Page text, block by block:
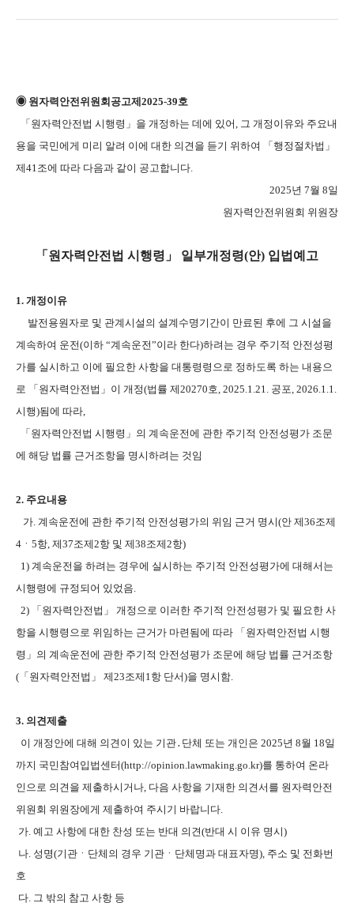
◉ 원자력안전위원회공고제2025-39호
「원자력안전법 시행령」을 개정하는 데에 있어, 그 개정이유와 주요내
용을 국민에게 미리 알려 이에 대한 의견을 듣기 위하여 「행정절차법」
제41조에 따라 다음과 같이 공고합니다.
2025년 7월 8일
원자력안전위원회 위원장
「원자력안전법 시행령」 일부개정령(안) 입법예고
1. 개정이유
발전용원자로 및 관계시설의 설계수명기간이 만료된 후에 그 시설을
계속하여 운전(이하 “계속운전”이라 한다)하려는 경우 주기적 안전성평
가를 실시하고 이에 필요한 사항을 대통령령으로 정하도록 하는 내용으
로 「원자력안전법」이 개정(법률 제20270호, 2025.1.21. 공포, 2026.1.1.
시행)됨에 따라,
「원자력안전법 시행령」의 계속운전에 관한 주기적 안전성평가 조문
에 해당 법률 근거조항을 명시하려는 것임
2. 주요내용
가. 계속운전에 관한 주기적 안전성평가의 위임 근거 명시(안 제36조제
4ㆍ5항, 제37조제2항 및 제38조제2항)
1) 계속운전을 하려는 경우에 실시하는 주기적 안전성평가에 대해서는
시행령에 규정되어 있었음.
2) 「원자력안전법」 개정으로 이러한 주기적 안전성평가 및 필요한 사
항을 시행령으로 위임하는 근거가 마련됨에 따라 「원자력안전법 시행
령」의 계속운전에 관한 주기적 안전성평가 조문에 해당 법률 근거조항
(「원자력안전법」 제23조제1항 단서)을 명시함.
3. 의견제출
이 개정안에 대해 의견이 있는 기관․단체 또는 개인은 2025년 8월 18일
까지 국민참여입법센터(http://opinion.lawmaking.go.kr)를 통하여 온라
인으로 의견을 제출하시거나, 다음 사항을 기재한 의견서를 원자력안전
위원회 위원장에게 제출하여 주시기 바랍니다.
가. 예고 사항에 대한 찬성 또는 반대 의견(반대 시 이유 명시)
나. 성명(기관ㆍ단체의 경우 기관ㆍ단체명과 대표자명), 주소 및 전화번
호
다. 그 밖의 참고 사항 등